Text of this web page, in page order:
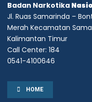
Badan Narkotika
Jl. Ruas Samarinda –
Merah Kecamatan
Kalimantan Timur
Call Center: 184
0541-4100646
HOME